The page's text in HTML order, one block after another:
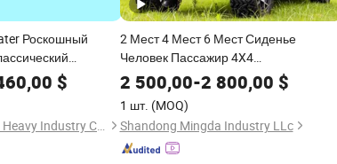
Роскошный
Электрическое
Винтажное
$
Guizhou Zhonghui Heavy Industry Co., Ltd.
2 Мест 4 Мест 6 Мест Сиденье
Человек Пассажир 4X4
Электрический Аккумулятор Клуб
Уличный Законный Литий 5kw 7.5 Кв
Пользовательский внедорожник
Поднятый Дешевые гольф-кары Цена
автомобиля
2 500,00-2 800,00 $
1 шт. (MOQ)
Shandong Mingda Industry LLc